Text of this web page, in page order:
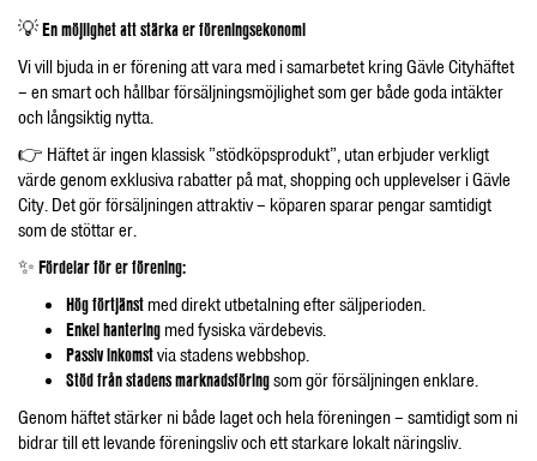
💡En möjlighet att stärka er föreningsekonomi
Vi vill bjuda in er förening att vara med i samarbetet kring Gävle Cityhäftet
– en smart och hållbar försäljningsmöjlighet som ger både goda intäkter
och långsiktig nytta.
👉 Häftet är ingen klassisk ”stödköpsprodukt”, utan erbjuder verkligt
värde genom exklusiva rabatter på mat, shopping och upplevelser i Gävle
City. Det gör försäljningen attraktiv – köparen sparar pengar samtidigt
som de stöttar er.
✨Fördelar för er förening:
Hög förtjänstmed direkt utbetalning efter säljperioden.
Enkel hanteringmed fysiska värdebevis.
Passiv inkomstvia stadens webbshop.
Stöd från stadens marknadsföringsom gör försäljningen enklare.
Genom häftet stärker ni både laget och hela föreningen – samtidigt som ni
bidrar till ett levande föreningsliv och ett starkare lokalt näringsliv.